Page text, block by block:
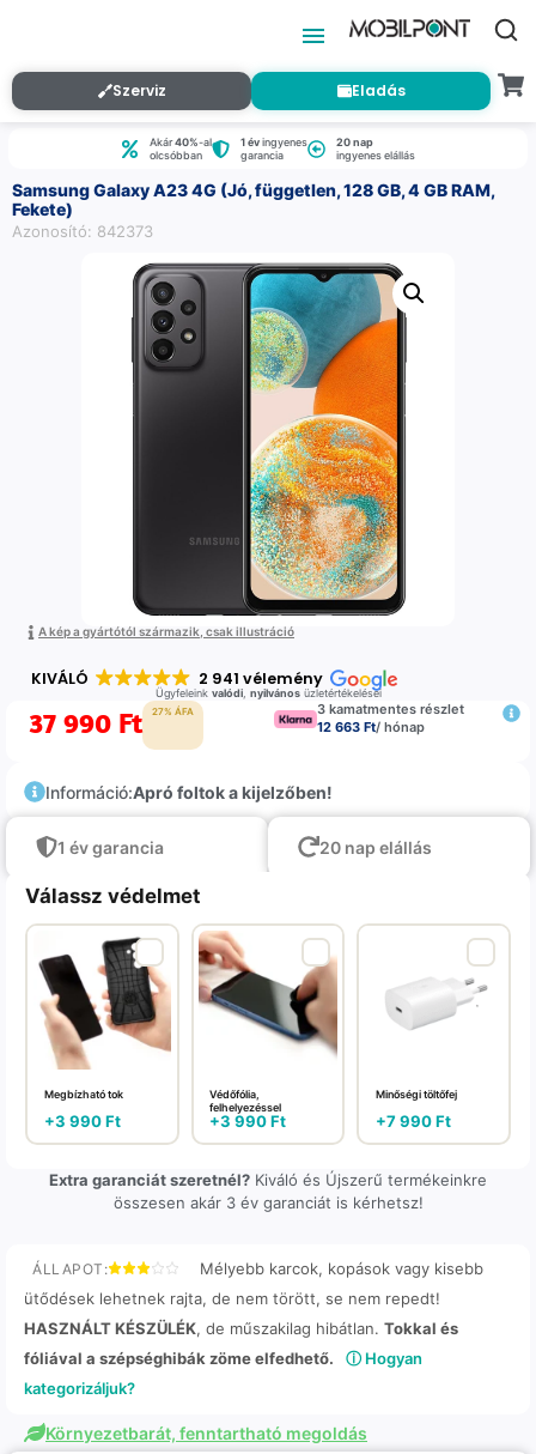
Szerviz Eladás
Akár40%-al
olcsóbban
1 évingyenes
garancia
20 nap
ingyenes elállás
Samsung Galaxy A23 4G (Jó, független, 128 GB, 4 GB RAM,
Fekete)
Azonosító: 842373
A kép a gyártótól származik, csak illustráció
KIVÁLÓ 2 941 vélemény
Ügyfeleink valódi, nyilvánosüzletértékelései
37 990 Ft 27% ÁFA
3 kamatmentes részlet
12 663 Ft/ hónap
Információ:Apró foltok a kijelzőben!
1 év garancia 20 nap elállás
Válassz védelmet
Megbízható tok
+3 990Ft
Védőfólia,
felhelyezéssel
+3 990Ft
Minőségi töltőfej
+7 990Ft
Extra garanciát szeretnél? Kiváló és Újszerű termékeinkre
összesen akár 3 év garanciát is kérhetsz!
ÁLLAPOT:
Mélyebb karcok, kopások vagy kisebb
ütődések lehetnek rajta, de nem törött, se nem repedt!
HASZNÁLT KÉSZÜLÉK, de műszakilag hibátlan. Tokkal és
fóliával a szépséghibák zöme elfedhető.
ⓘ Hogyan
kategorizáljuk?
Környezetbarát, fenntartható megoldás